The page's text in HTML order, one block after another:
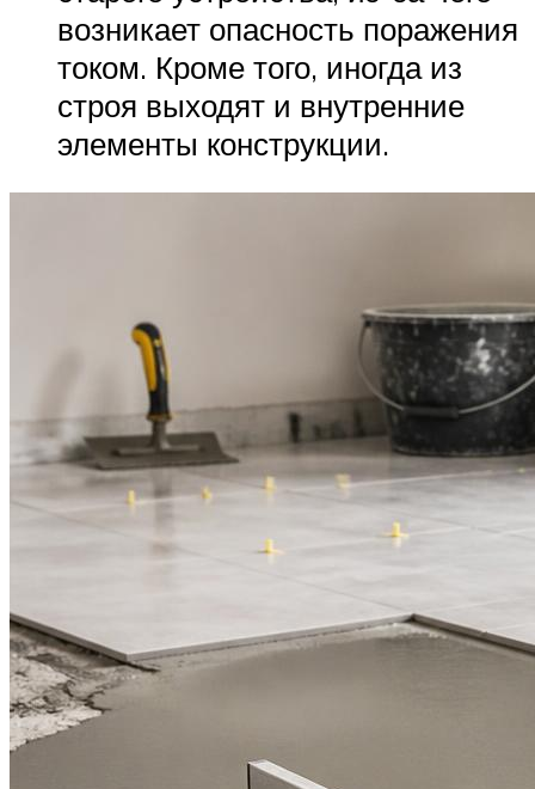
возникает опасность поражения
током. Кроме того, иногда из
строя выходят и внутренние
элементы конструкции.